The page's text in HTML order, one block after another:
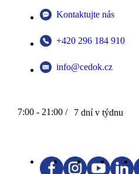
Kontaktujte nás
+420 296 184 910
info@cedok.cz
7:00 - 21:00 / 7 dní v týdnu